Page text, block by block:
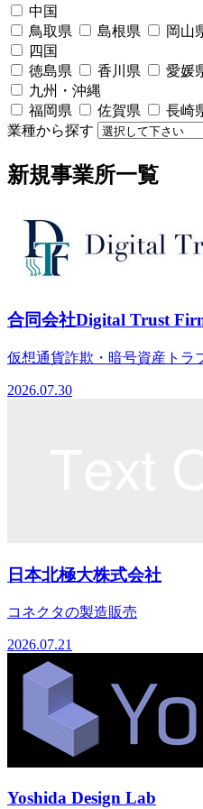
中国
鳥取県
島根県 岡山
四国
徳島県
香川県 愛媛
九州・沖縄
福岡県
佐賀県 長崎
業種から探す
新規事業所一覧
合同会社Digital Trust
仮想通貨詐欺・暗号資産トラ
2026.07.30
日本北極大株式会社
コネクタの製造販売
2026.07.21
Yoshida Design Lab